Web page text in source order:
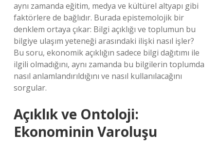
aynı zamanda eğitim, medya ve kültürel altyapı gibi
faktörlere de bağlıdır. Burada epistemolojik bir
denklem ortaya çıkar: Bilgi açıklığı ve toplumun bu
bilgiye ulaşım yeteneği arasındaki ilişki nasıl işler?
Bu soru, ekonomik açıklığın sadece bilgi dağıtımı ile
ilgili olmadığını, aynı zamanda bu bilgilerin toplumda
nasıl anlamlandırıldığını ve nasıl kullanılacağını
sorgular.
Açıklık ve Ontoloji:
Ekonominin Varoluşu